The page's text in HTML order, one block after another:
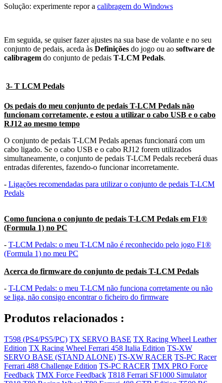
Solução: experimente repor a calibragem do Windows
Em seguida, se quiser fazer ajustes na sua base de volante e no seu
conjunto de pedais, aceda às Definições do jogo ou ao software de
calibragem do conjunto de pedais T-LCM Pedals.
3- T LCM Pedals
Os pedais do meu conjunto de pedais T-LCM Pedals não
funcionam corretamente, e estou a utilizar o cabo USB e o cabo
RJ12 ao mesmo tempo
O conjunto de pedais T-LCM Pedals apenas funcionará com um
cabo ligado. Se o cabo USB e o cabo RJ12 forem utilizados
simultaneamente, o conjunto de pedais T-LCM Pedals receberá duas
entradas diferentes, fazendo-o funcionar incorretamente.
- Ligações recomendadas para utilizar o conjunto de pedais T-LCM
Pedals
Como funciona o conjunto de pedais T-LCM Pedals em F1®
(Formula 1) no PC
- T-LCM Pedals: o meu T-LCM não é reconhecido pelo jogo F1®
(Formula 1) no meu PC
Acerca do firmware do conjunto de pedais T-LCM Pedals
- T-LCM Pedals: o meu T-LCM não funciona corretamente ou não
se liga, não consigo encontrar o ficheiro do firmware
Produtos relacionados :
T598 (PS4/PS5/PC) TX SERVO BASE TX Racing Wheel Leather
Edition TX Racing Wheel Ferrari 458 Italia Edition TS-XW
SERVO BASE (STAND ALONE) TS-XW RACER TS-PC Racer
Ferrari 488 Challenge Edition TS-PC RACER TMX PRO Force
Feedback TMX Force Feedback T818 Ferrari SF1000 Simulator